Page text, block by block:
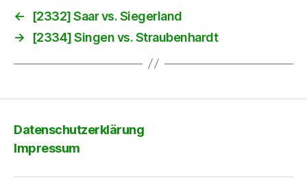
←
[2332] Saar vs. Siegerland
→
[2334] Singen vs. Straubenhardt
Datenschutzerklärung
Impressum